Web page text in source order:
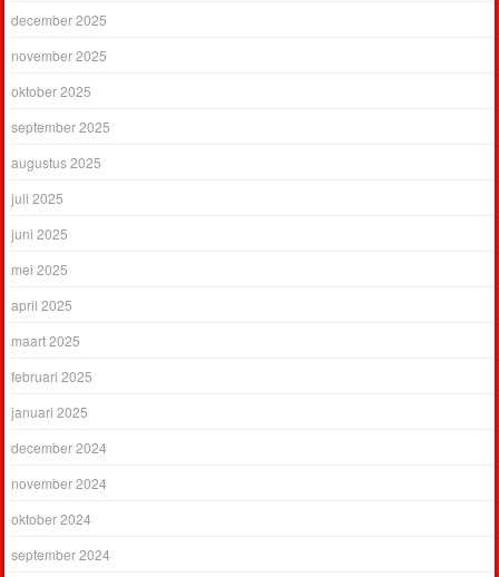
december 2025
november 2025
oktober 2025
september 2025
augustus 2025
juli 2025
juni 2025
mei 2025
april 2025
maart 2025
februari 2025
januari 2025
december 2024
november 2024
oktober 2024
september 2024